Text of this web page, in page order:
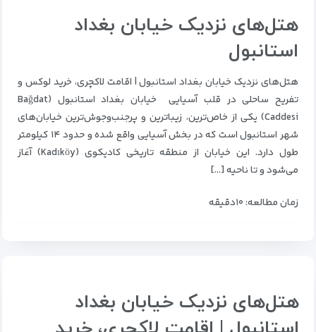
هتل‌های نزدیک خیابان بغداد
استانبول
هتل‌های نزدیک خیابان بغداد استانبول | اقامت لاکچری، خرید لوکس و
تفریح ساحلی در قلب آسیایی خیابان بغداد استانبول (Bağdat
Caddesi) یکی از خاص‌ترین، زیباترین و پرجنب‌وجوش‌ترین خیابان‌های
شهر استانبول است که در بخش آسیایی واقع شده و حدود ۱۴ کیلومتر
طول دارد. این خیابان از منطقه تاریخی کادیکوی (Kadıköy) آغاز
می‌شود و تا ناحیه […]
زمان مطالعه: ۱۰دقیقه
هتل‌های نزدیک خیابان بغداد